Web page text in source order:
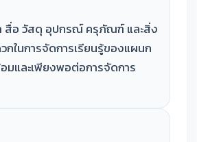
สื่อ วัสดุ อุปกรณ์ ครุภัณฑ์ และสิ่ง
กในการจัดการเรียนรู้ของแผนก
มและเพียงพอต่อการจัดการ